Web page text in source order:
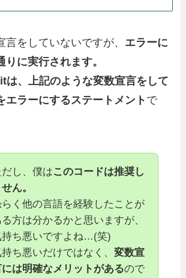
言をしていないですが、 エラーに
りに実行されます。
、上記のような変数宣言をして
エラーにするステートメント で
だし、僕はこのコードは推奨し
ん。
らく他の言語を経験したことが
る方は分かるかと思いますが、
持ち悪いですよね…(笑)
持ち悪いだけではなく、変数宣
には明確なメリットがあるので